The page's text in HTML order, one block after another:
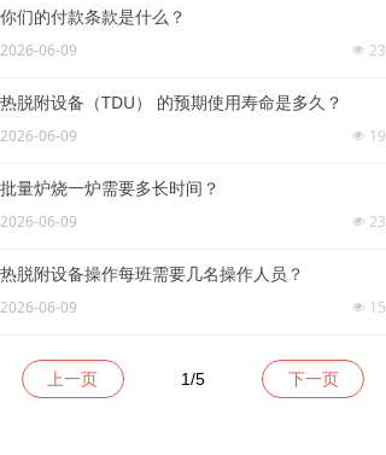
你们的付款条款是什么？
넶 23
2026-06-09
热脱附设备（TDU） 的预期使用寿命是多久？
넶 19
2026-06-09
批量炉烧一炉需要多长时间？
넶 23
2026-06-09
热脱附设备操作每班需要几名操作人员？
넶 15
2026-06-09
上一页 下一页
1/5